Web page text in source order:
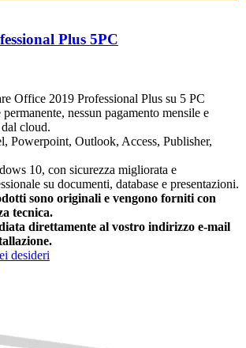
Plus 5PC
Office 2019 Professional Plus su 5 PC
nessun pagamento mensile e
cloud.
Powerpoint, Outlook, Access, Publisher,
10, con sicurezza migliorata e
su documenti, database e presentazioni.
sono originali e vengono forniti con
tecnica.
direttamente al vostro indirizzo e-mail
desideri